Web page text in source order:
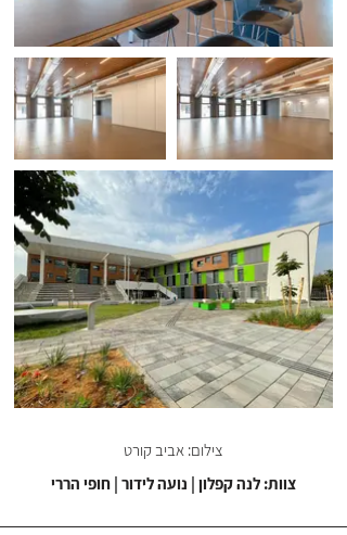
צילום: אביב קורט
צוות: לנה קפלון | נועה לידור | חופי הררי